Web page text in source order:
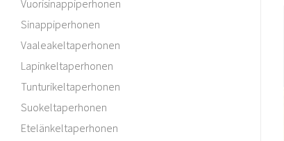
Vuorisinappiperhonen
Sinappiperhonen
Vaaleakeltaperhonen
Lapinkeltaperhonen
Tunturikeltaperhonen
Suokeltaperhonen
Etelänkeltaperhonen